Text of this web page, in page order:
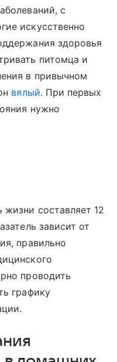
с
искусственно
здоровья
питомца и
в привычном
вялый. При первых
нужно
составляет 12
зависит от
правильно
проводить
графику